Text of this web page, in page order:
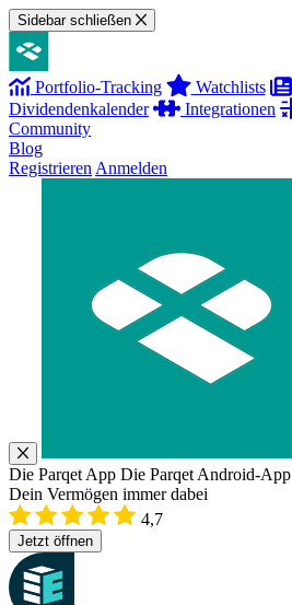
Sidebar schließen
Portfolio-Tracking Watchlists
Dividendenkalender
Integrationen
Community
Blog
Registrieren Anmelden
Die Parqet App Die Parqet Android-App
Dein Vermögen immer dabei
4,7
Jetzt öffnen